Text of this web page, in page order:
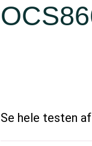
Se hele testen af